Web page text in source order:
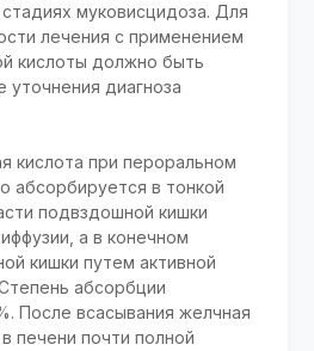
муковисцидоза. Для
лечения с применением
кислоты должно быть
уточнения диагноза
кислота при пероральном
абсорбируется в тонкой
подвздошной кишки
а в конечном
кишки путем активной
абсорбции
После всасывания желчная
печени почти полной